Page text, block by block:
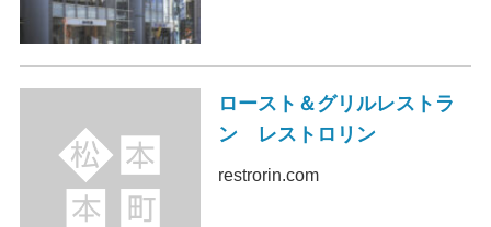
ロースト＆グリルレストラ
ン レストロリン
restrorin.com